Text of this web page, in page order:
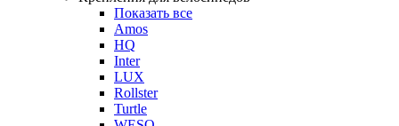
Показать все
Amos
HQ
Inter
LUX
Rollster
Turtle